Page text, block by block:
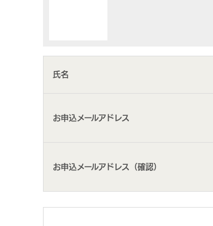
氏名
お申込メールアドレス
お申込メールアドレス（確認）